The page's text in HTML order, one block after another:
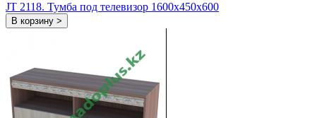
JT 2118. Тумба под телевизор 1600x450x600
В корзину >